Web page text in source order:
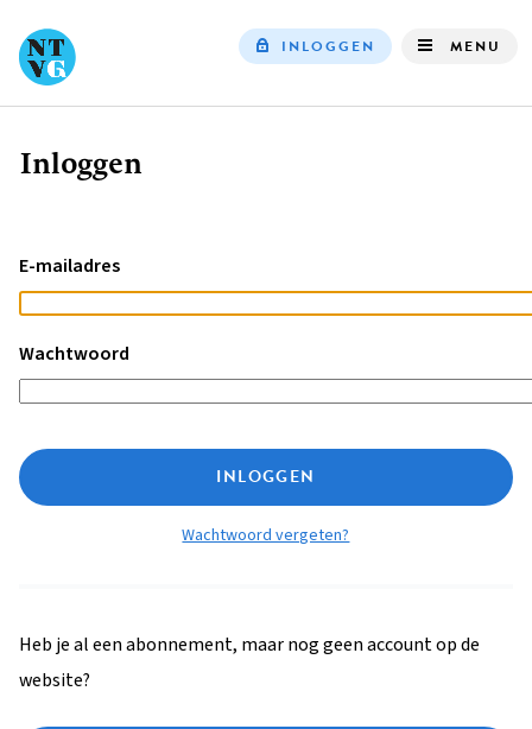
INLOGGEN MENU
Kruimelpad
Inloggen
E-mailadres
Wachtwoord
INLOGGEN
Wachtwoord vergeten?
Heb je al een abonnement, maar nog geen account op de
website?